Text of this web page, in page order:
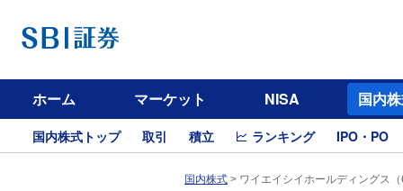
ホーム マーケット NISA 国内
国内株式トップ 取引 積立 ランキング IPO・PO
国内株式 > ワイエイシイホールディングス